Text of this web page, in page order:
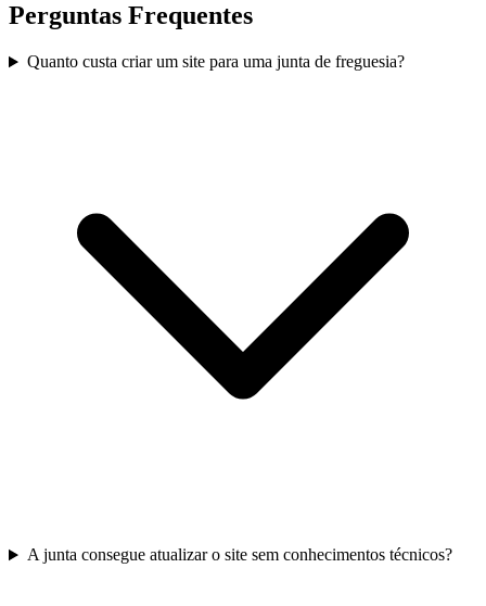
Perguntas Frequentes
Quanto custa criar um site para uma junta de freguesia?
A junta consegue atualizar o site sem conhecimentos técnicos?